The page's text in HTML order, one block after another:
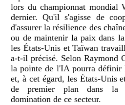
lors du championnat mondial
dernier. Qu'il s'agisse de
d'assurer la résilience des
ou de maintenir la paix dans
les États-Unis et Taïwan
a-t-il précisé. Selon Raymond
la pointe de l'IA pourra
et, à cet égard, les États-Unis
de premier plan dans la
domination de ce secteur.